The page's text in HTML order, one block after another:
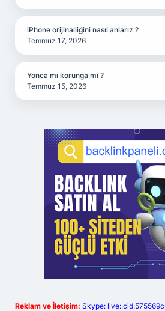
iPhone orijinalliğini nasıl anlarız ?
Temmuz 17, 2026
Yonca mı korunga mı ?
Temmuz 15, 2026
Reklam ve İletişim: Skype: